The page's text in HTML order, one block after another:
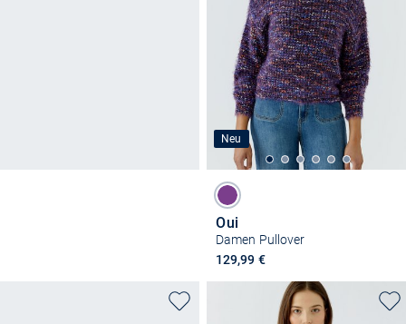
Neu
Oui
Damen Pullover
129,99 €